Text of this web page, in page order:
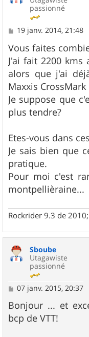
passionné
M
s
s
a
g
e
19 janv. 2014, 21:48
Vous faites
J'ai fait 2200
alors que j'ai
Maxxis CrossMark
Je suppose que
plus tendre?
Etes-vous dans
Je sais bien que
pratique.
Pour moi c'est
montpellièraine...
Rockrider 9.3 de 2010;
Sboube
Utagawiste
passionné
M
s
s
a
07 janv. 2015, 20:37
Bonjour ... et
bcp de VTT!